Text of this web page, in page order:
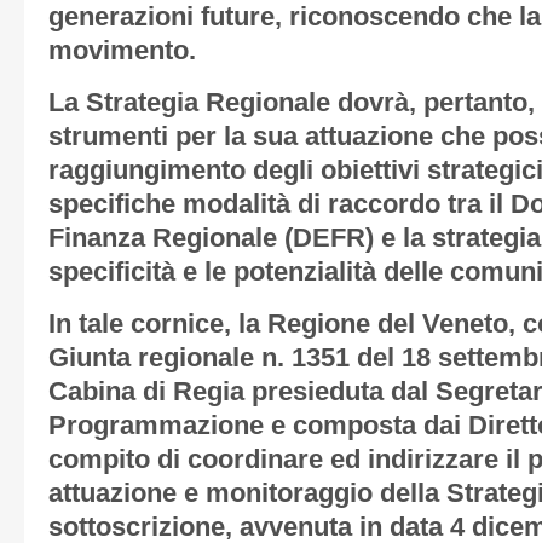
generazioni future, riconoscendo che
movimento.
La Strategia Regionale dovrà,
strumenti per la sua attuazione che
raggiungimento degli obiettivi
specifiche modalità di raccordo tra il
Finanza Regionale (DEFR) e la
specificità e le potenzialità delle
In tale cornice, la Regione del Veneto,
Giunta regionale n. 1351 del 18
Cabina di Regia presieduta dal
Programmazione e composta dai
compito di coordinare ed indirizzare il
attuazione e monitoraggio della
sottoscrizione, avvenuta in data 4